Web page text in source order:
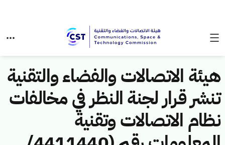
هيئة الاتصالات والفضاء والتقنية
تنشر قرار لجنة النظر في مخالفات
نظام الاتصالات وتقنية